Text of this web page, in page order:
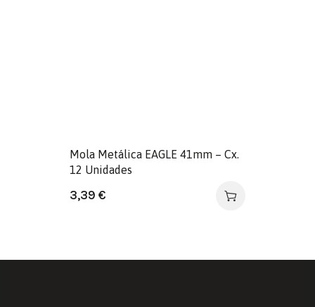
Mola Metálica EAGLE 41mm – Cx.
12 Unidades
3,39 €